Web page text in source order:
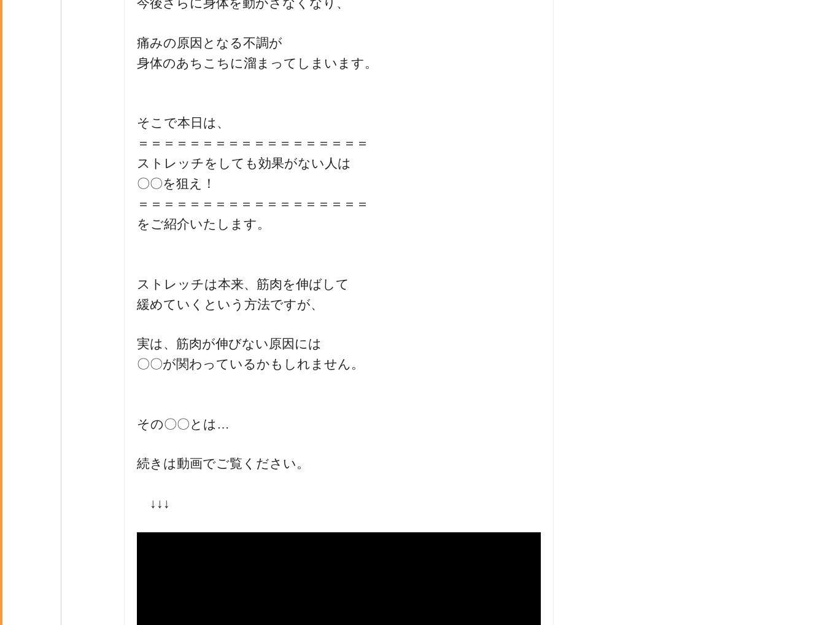
今後さらに身体を動かさなくなり、
痛みの原因となる不調が
身体のあちこちに溜まってしまいます。
そこで本日は、
＝＝＝＝＝＝＝＝＝＝＝＝＝＝＝＝＝＝
ストレッチをしても効果がない人は
〇〇を狙え！
＝＝＝＝＝＝＝＝＝＝＝＝＝＝＝＝＝＝
をご紹介いたします。
ストレッチは本来、筋肉を伸ばして
緩めていくという方法ですが、
実は、筋肉が伸びない原因には
〇〇が関わっているかもしれません。
その〇〇とは…
続きは動画でご覧ください。
↓↓↓